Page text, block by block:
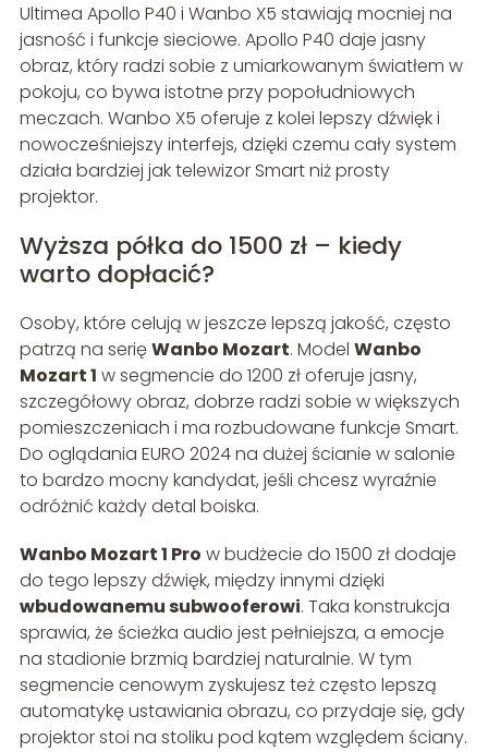
Ultimea Apollo P40 i Wanbo X5 stawiają mocniej na
jasność i funkcje sieciowe. Apollo P40 daje jasny
obraz, który radzi sobie z umiarkowanym światłem w
pokoju, co bywa istotne przy popołudniowych
meczach. Wanbo X5 oferuje z kolei lepszy dźwięk i
nowocześniejszy interfejs, dzięki czemu cały system
działa bardziej jak telewizor Smart niż prosty
projektor.
Wyższa półka do 1500 zł – kiedy
warto dopłacić?
Osoby, które celują w jeszcze lepszą jakość, często
patrzą na serięWanbo Mozart. Model Wanbo
Mozart 1 w segmencie do 1200 zł oferuje jasny,
szczegółowy obraz, dobrze radzi sobie w większych
pomieszczeniach i ma rozbudowane funkcje Smart.
Do oglądania EURO 2024 na dużej ścianie w salonie
to bardzo mocny kandydat, jeśli chcesz wyraźnie
odróżnić każdy detal boiska.
Wanbo Mozart 1 Pro w budżecie do 1500 zł dodaje
do tego lepszy dźwięk, między innymi dzięki
wbudowanemu subwooferowi. Taka konstrukcja
sprawia, że ścieżka audio jest pełniejsza, a emocje
na stadionie brzmią bardziej naturalnie. W tym
segmencie cenowym zyskujesz też często lepszą
automatykę ustawiania obrazu, co przydaje się, gdy
projektor stoi na stoliku pod kątem względem ściany.